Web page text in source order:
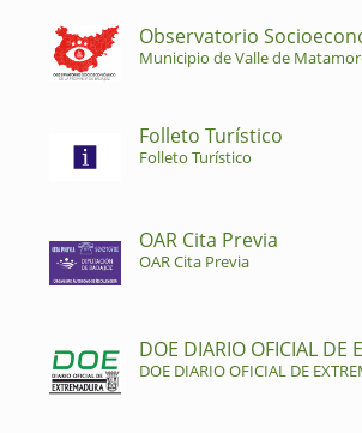
Observatorio
Municipio de Valle de
Folleto Turístico
Folleto Turístico
OAR Cita Previa
OAR Cita Previa
DOE DIARIO OFICIAL DE
DOE DIARIO OFICIAL DE